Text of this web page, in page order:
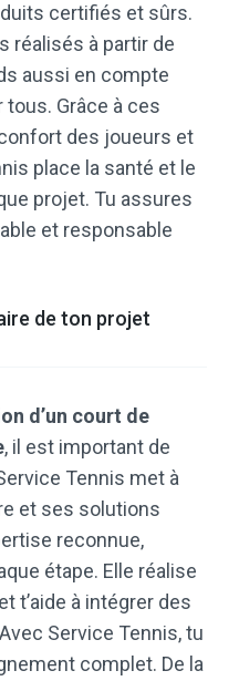
certifiés et sûrs.
réalisés à partir de
aussi en compte
tous. Grâce à ces
des joueurs et
place la santé et le
projet. Tu assures
et responsable
de ton projet
d’un court de
, il est important de
Tennis met à
et ses solutions
reconnue,
étape. Elle réalise
t’aide à intégrer des
Service Tennis, tu
complet. De la